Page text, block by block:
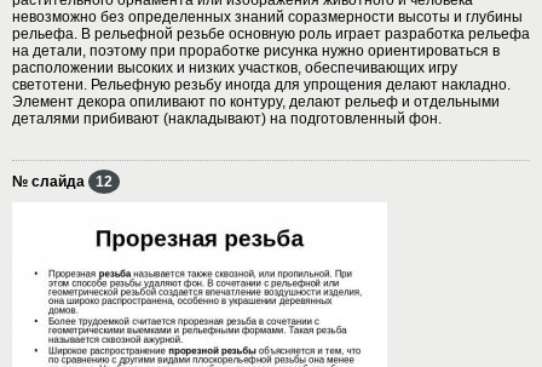
невозможно без определенных знаний соразмерности высоты и глубины
рельефа. В рельефной резьбе основную роль играет разработка рельефа
на детали, поэтому при проработке рисунка нужно ориентироваться в
расположении высоких и низких участков, обеспечивающих игру
светотени. Рельефную резьбу иногда для упрощения делают накладно.
Элемент декора опиливают по контуру, делают рельеф и отдельными
деталями прибивают (накладывают) на подготовленный фон.
№ слайда 12